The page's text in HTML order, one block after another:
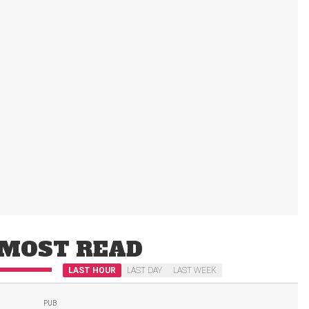
READ
LAST HOUR LAST DAY LAST WEEK